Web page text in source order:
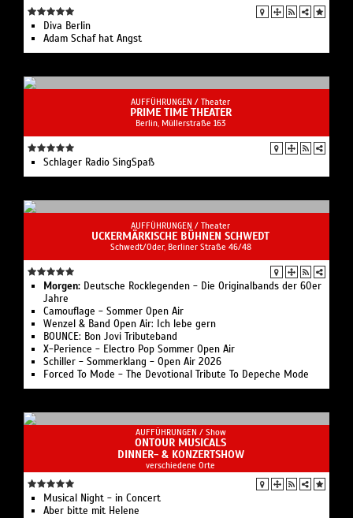
Diva Berlin
Adam Schaf hat Angst
AUFFÜHRUNGEN / Theater
PRIME TIME THEATER
Berlin, ​Müllerstraße 163
Schlager Radio SingSpaß
AUFFÜHRUNGEN / Theater
UCKERMÄRKISCHE BÜHNEN SCHWEDT
Schwedt/Oder, Berliner Straße 46/48
Morgen: Deutsche Rocklegenden - Die Originalbands der 60er
Jahre
Camouflage - Sommer Open Air
Wenzel & Band Open Air: Ich lebe gern
BOUNCE: Bon Jovi Tributeband
X-Perience - Electro Pop Sommer Open Air
Schiller - Sommerklang - Open Air 2026
Forced To Mode - The Devotional Tribute To Depeche Mode
AUFFÜHRUNGEN / Show
ONTOUR MUSICALS
DINNER- & KONZERTSHOW
verschiedene Orte
Musical Night - in Concert
Aber bitte mit Helene